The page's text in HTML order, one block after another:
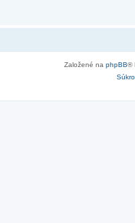
Založené na phpBB®